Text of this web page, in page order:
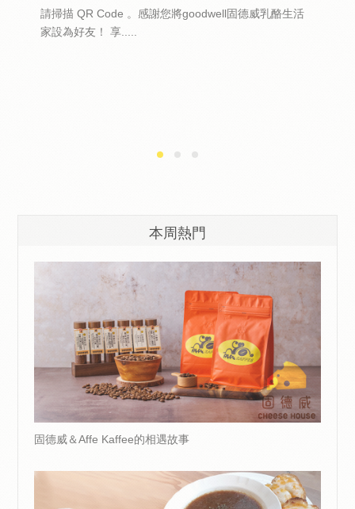
請掃描 QR Code 。感謝您將goodwell固德威乳酪生活
家設為好友！ 享.....
本周熱門
固德威＆Affe Kaffee的相遇故事